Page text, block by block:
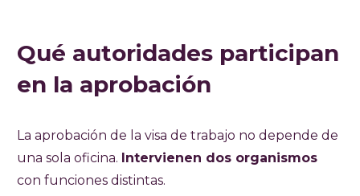
Qué autoridades participan
en la aprobación
La aprobación de la visa de trabajo no depende de
una sola oficina. Intervienen dos organismos
con funciones distintas.